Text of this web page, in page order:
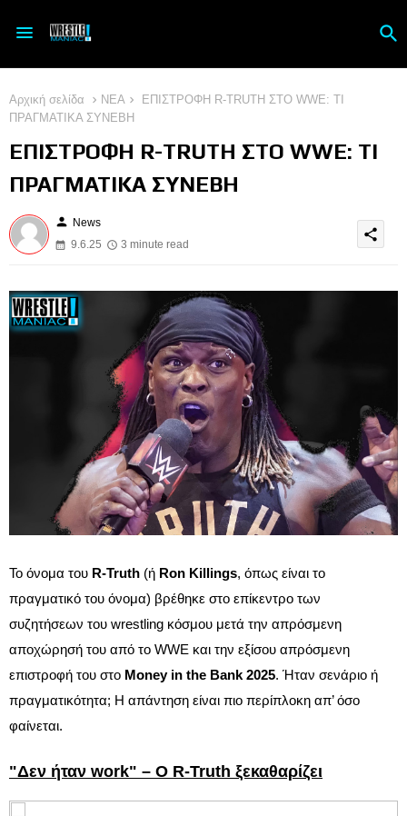
Αρχική σελίδα ΝΕΑ
ΕΠΙΣΤΡΟΦΗ R-TRUTH ΣΤΟ WWE: ΤΙ
ΠΡΑΓΜΑΤΙΚΑ ΣΥΝΕΒΗ
ΕΠΙΣΤΡΟΦΗ R-TRUTH ΣΤΟ WWE: ΤΙ
ΠΡΑΓΜΑΤΙΚΑ ΣΥΝΕΒΗ
person News
9.6.25
3 minute read
share
Το όνομα του R-Truth (ή Ron Killings, όπως είναι το
πραγματικό του όνομα) βρέθηκε στο επίκεντρο των
συζητήσεων του wrestling κόσμου μετά την απρόσμενη
αποχώρησή του από το WWE και την εξίσου απρόσμενη
επιστροφή του στο Money in the Bank 2025. Ήταν σενάριο ή
πραγματικότητα; Η απάντηση είναι πιο περίπλοκη απ’ όσο
φαίνεται.
"Δεν ήταν work" – Ο R-Truth ξεκαθαρίζει